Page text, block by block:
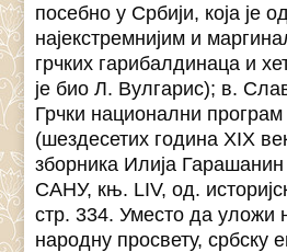
посебно у Србији, која је
најекстремнијим и
грчких гарибалдинаца и
је био Л. Вулгарис); в.
Грчки национални
(шездесетих година XIX
зборника Илија
САНУ, књ. LIV, од.
стр. 334. Уместо да уложи
народну просвету, србску